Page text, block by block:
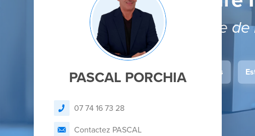
Spécialiste
Je dépose un avis
PASCAL PORCHIA
07 74 16 73 28
Contactez PASCAL